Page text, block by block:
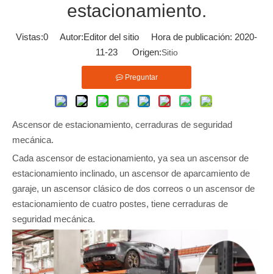
estacionamiento.
Vistas:0 Autor:Editor del sitio Hora de publicación: 2020-
11-23 Origen:Sitio
Preguntar
Ascensor de estacionamiento, cerraduras de seguridad
mecánica.
Cada ascensor de estacionamiento, ya sea un ascensor de
estacionamiento inclinado, un ascensor de aparcamiento de
garaje, un ascensor clásico de dos correos o un ascensor de
estacionamiento de cuatro postes, tiene cerraduras de
seguridad mecánica.